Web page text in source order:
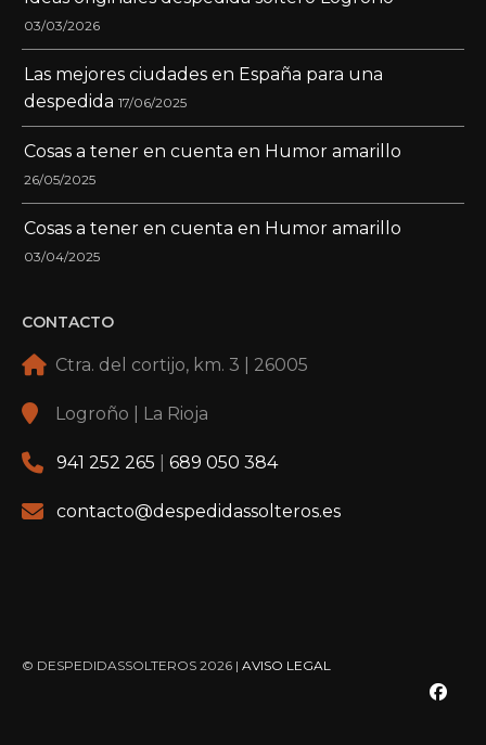
03/03/2026
Las mejores ciudades en España para una
despedida 17/06/2025
Cosas a tener en cuenta en Humor amarillo
26/05/2025
Cosas a tener en cuenta en Humor amarillo
03/04/2025
CONTACTO
Ctra. del cortijo, km. 3 | 26005
Logroño | La Rioja
941 252 265 689 050 384
contacto@despedidassolteros.es
© DESPEDIDASSOLTEROS 2026 | AVISO LEGAL